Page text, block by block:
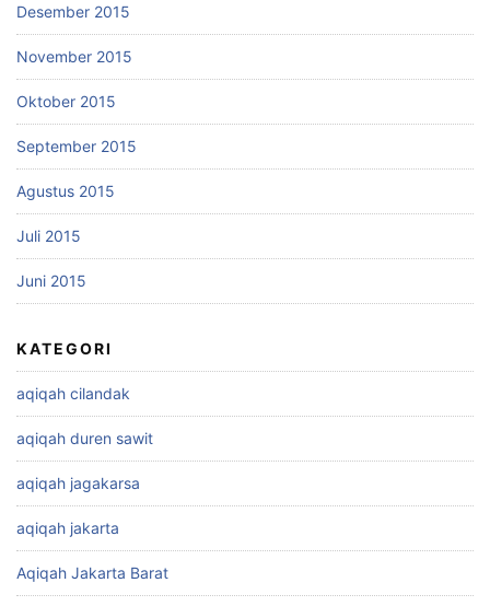
Desember 2015
November 2015
Oktober 2015
September 2015
Agustus 2015
Juli 2015
Juni 2015
KATEGORI
aqiqah cilandak
aqiqah duren sawit
aqiqah jagakarsa
aqiqah jakarta
Aqiqah Jakarta Barat